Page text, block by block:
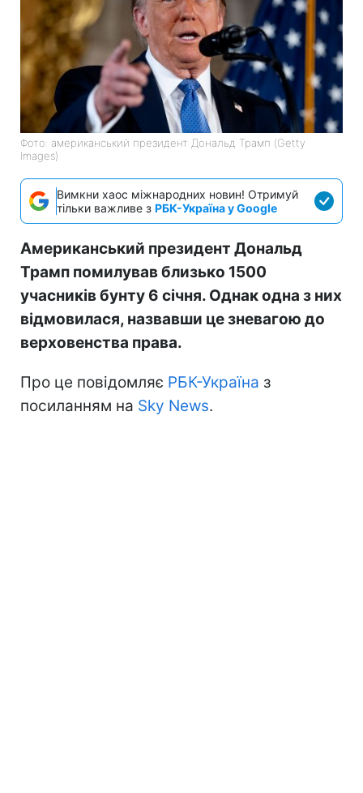
Фото: американський президент Дональд Трамп (Getty
Images)
Вимкни хаос міжнародних новин! Отримуй
тільки важливе з РБК-Україна у Google
Американський президент Дональд
Трамп помилував близько 1500
учасників бунту 6 січня. Однак одна з них
відмовилася, назвавши це зневагою до
верховенства права.
Про це повідомляє РБК-Україна з
посиланням на Sky News.